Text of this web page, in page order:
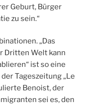
Geburt, Bürger
zu sein.“
„Das
Dritten Welt kann
ist so eine
Tageszeitung „Le
Benoist, der
sei es, den